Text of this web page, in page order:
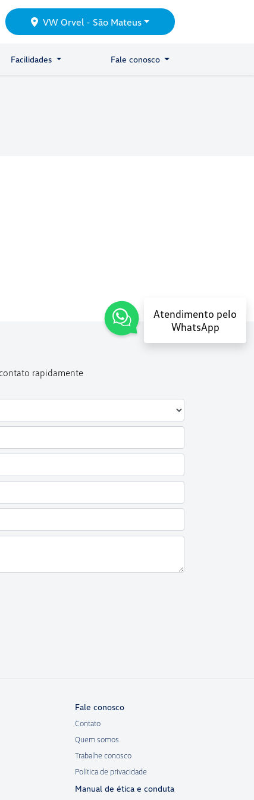
VW Orvel - São Mateus
Facilidades Fale conosco
rapidamente
Fale conosco
Contato
Quem somos
Trabalhe conosco
Política de privacidade
Manual de ética e conduta
Atendimento pelo
WhatsApp